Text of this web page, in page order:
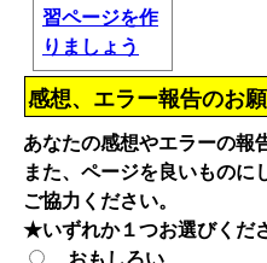
習ページを作
りましょう
感想、エラー報告のお
あなたの感想やエラーの報
また、ページを良いものに
ご協力ください。
★いずれか１つお選びくだ
おもしろい